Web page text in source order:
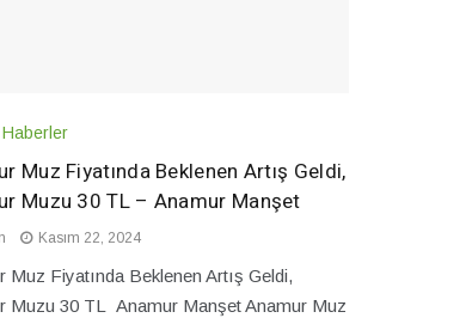
Muz Fiyatında Beklenen Artış Geldi,
Muzu 30 TL – Anamur Manşet
Kasım 22, 2024
Muz Fiyatında Beklenen Artış Geldi,
Muzu 30 TL Anamur Manşet Anamur Muz